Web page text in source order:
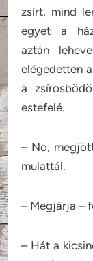
zsírt, mind
egyet a
aztán
elégedetten
a
estefelé.
– No,
mulattál.
– Megjárja –
– Hát a